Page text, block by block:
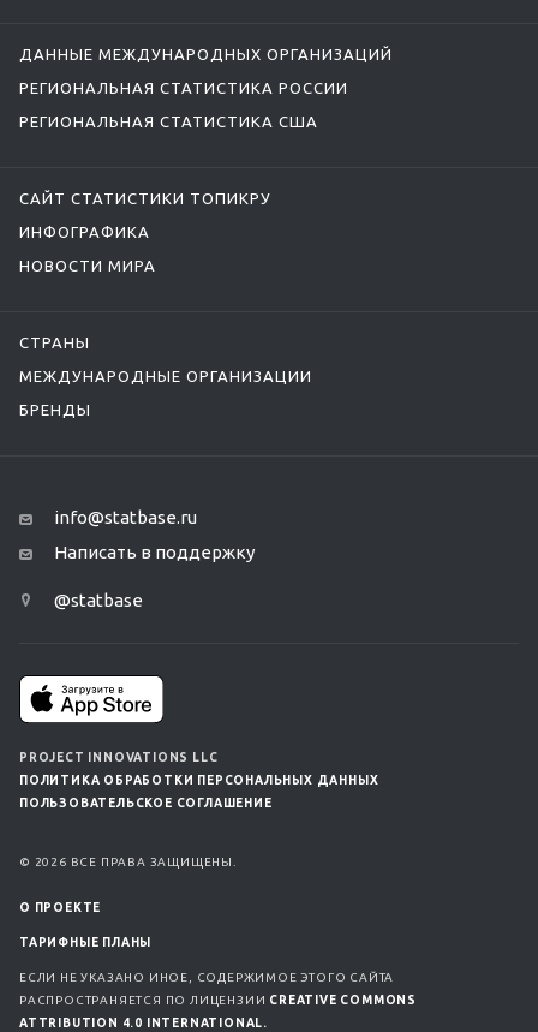
ДАННЫЕ МЕЖДУНАРОДНЫХ ОРГАНИЗАЦИЙ
РЕГИОНАЛЬНАЯ СТАТИСТИКА РОССИИ
РЕГИОНАЛЬНАЯ СТАТИСТИКА США
САЙТ СТАТИСТИКИ ТОПИКРУ
ИНФОГРАФИКА
НОВОСТИ МИРА
СТРАНЫ
МЕЖДУНАРОДНЫЕ ОРГАНИЗАЦИИ
БРЕНДЫ
info@statbase.ru
Написать в поддержку
@statbase
PROJECT INNOVATIONS LLC
ПОЛИТИКА ОБРАБОТКИ ПЕРСОНАЛЬНЫХ ДАННЫХ
ПОЛЬЗОВАТЕЛЬСКОЕ СОГЛАШЕНИЕ
© 2026 ВСЕ ПРАВА ЗАЩИЩЕНЫ.
О ПРОЕКТЕ
ТАРИФНЫЕ ПЛАНЫ
ЕСЛИ НЕ УКАЗАНО ИНОЕ, СОДЕРЖИМОЕ ЭТОГО САЙТА
РАСПРОСТРАНЯЕТСЯ ПО ЛИЦЕНЗИИ CREATIVE COMMONS
ATTRIBUTION 4.0 INTERNATIONAL.